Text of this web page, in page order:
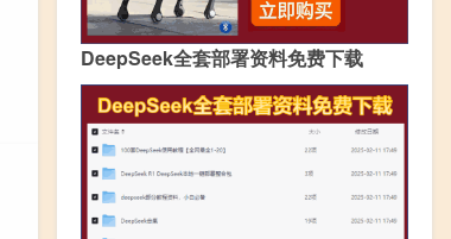
DeepSeek全套部署资料免费下载